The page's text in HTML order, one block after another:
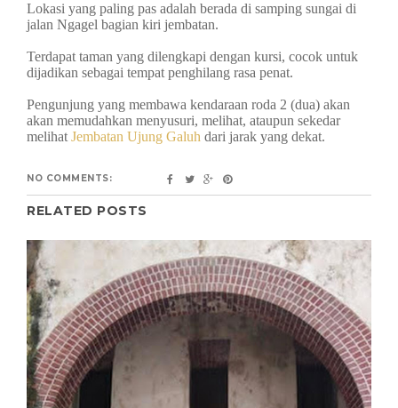
Lokasi yang paling pas adalah berada di samping sungai di
jalan Ngagel bagian kiri jembatan.
Terdapat taman yang dilengkapi dengan kursi, cocok untuk
dijadikan sebagai tempat penghilang rasa penat.
Pengunjung yang membawa kendaraan roda 2 (dua) akan
akan memudahkan menyusuri, melihat, ataupun sekedar
melihat Jembatan Ujung Galuh dari jarak yang dekat.
NO COMMENTS:
RELATED POSTS